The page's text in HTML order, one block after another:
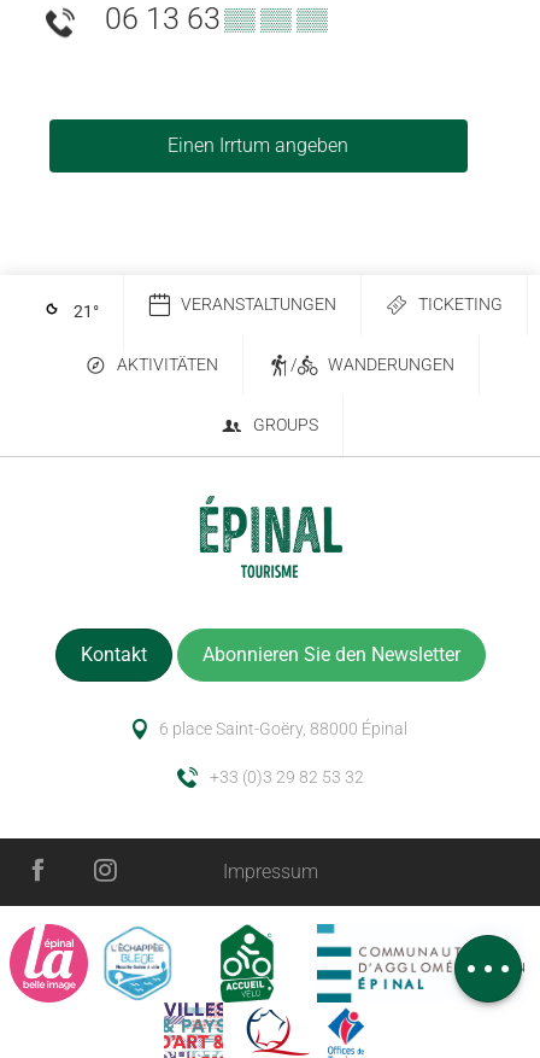
Zeitplan
Kommentare
06 13 63▒▒ ▒▒ ▒▒
Einen Irrtum angeben
21 ° VERANSTALTUNGEN TICKETING
AKTIVITÄTEN / WANDERUNGEN
GROUPS
Kontakt Abonnieren Sie den Newsletter
6 place Saint-Goëry, 88000 Épinal
+33 (0)3 29 82 53 32
Impressum